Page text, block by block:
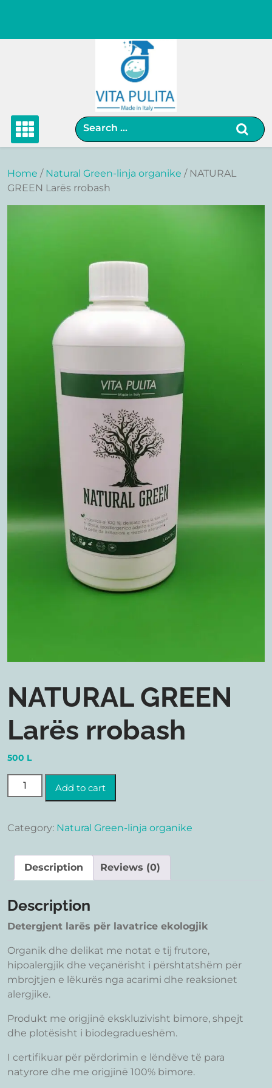
Home / Natural Green-linja organike / NATURAL
GREEN Larës rrobash
NATURAL GREEN
Larës rrobash
500 L
NATURAL GREEN Larës rrobash quantity
Add to cart
Category: Natural Green-linja organike
Description Reviews (0)
Description
Detergjent larës për lavatrice ekologjik
Organik dhe delikat me notat e tij frutore,
hipoalergjik dhe veçanërisht i përshtatshëm për
mbrojtjen e lëkurës nga acarimi dhe reaksionet
alergjike.
Produkt me origjinë ekskluzivisht bimore, shpejt
dhe plotësisht i biodegradueshëm.
I certifikuar për përdorimin e lëndëve të para
natyrore dhe me origjinë 100% bimore.